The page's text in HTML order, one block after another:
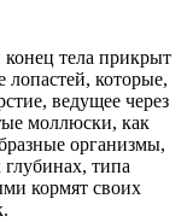
тела прикрыт
которые,
ведущее через
моллюски, как
организмы,
типа
кормят своих